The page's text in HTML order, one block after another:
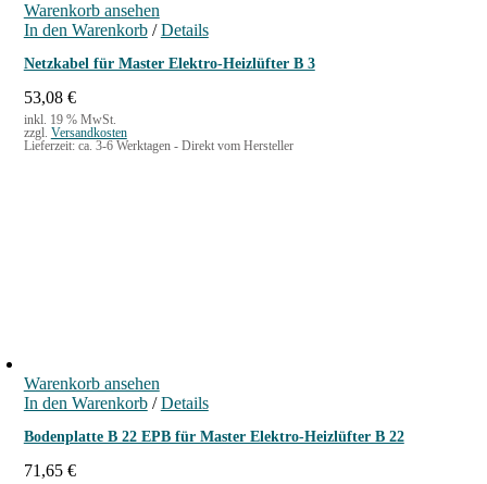
Warenkorb ansehen
In den Warenkorb / Details
Netzkabel für Master Elektro-Heizlüfter B 3
53,08 €
inkl. 19 % MwSt.
zzgl. Versandkosten
Lieferzeit: ca. 3-6 Werktagen - Direkt vom Hersteller
Warenkorb ansehen
In den Warenkorb / Details
Bodenplatte B 22 EPB für Master Elektro-Heizlüfter B 22
71,65 €